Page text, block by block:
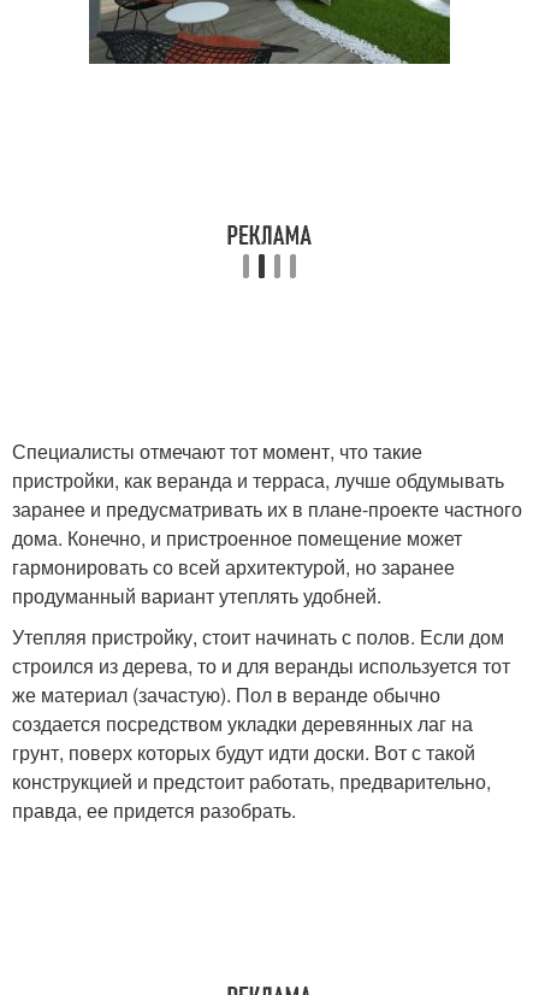
Специалисты отмечают тот момент, что такие
пристройки, как веранда и терраса, лучше обдумывать
заранее и предусматривать их в плане-проекте частного
дома. Конечно, и пристроенное помещение может
гармонировать со всей архитектурой, но заранее
продуманный вариант утеплять удобней.
Утепляя пристройку, стоит начинать с полов. Если дом
строился из дерева, то и для веранды используется тот
же материал (зачастую). Пол в веранде обычно
создается посредством укладки деревянных лаг на
грунт, поверх которых будут идти доски. Вот с такой
конструкцией и предстоит работать, предварительно,
правда, ее придется разобрать.